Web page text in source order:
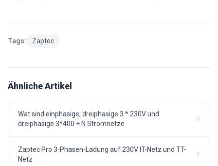
Tags: Zaptec
Ähnliche Artikel
Wat sind einphasige, dreiphasige 3 * 230V und
dreiphasige 3*400 + N Stromnetze
Zaptec Pro 3-Phasen-Ladung auf 230V IT-Netz und TT-
Netz